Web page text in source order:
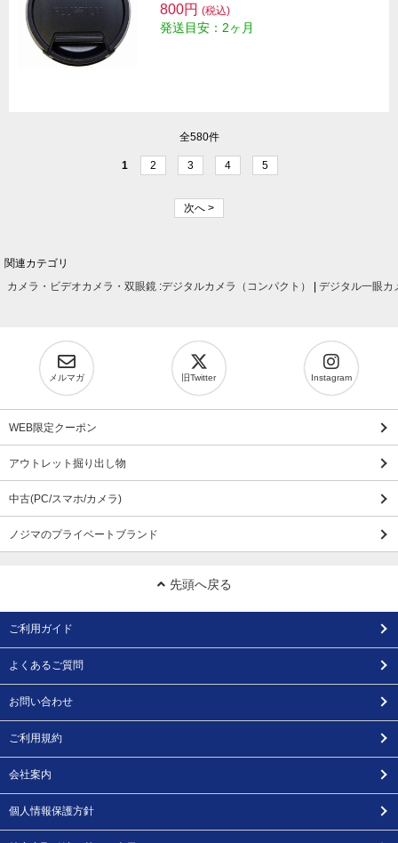
800円 (税込)
発送目安：2ヶ月
全580件
1 2 3 4 5
次へ >
関連カテゴリ
カメラ・ビデオカメラ・双眼鏡 :デジタルカメラ（コンパクト） デジタル一眼カ
メルマガ 旧Twitter Instagram
WEB限定クーポン
アウトレット掘り出し物
中古(PC/スマホ/カメラ)
ノジマのプライベートブランド
先頭へ戻る
ご利用ガイド
よくあるご質問
お問い合わせ
ご利用規約
会社案内
個人情報保護方針